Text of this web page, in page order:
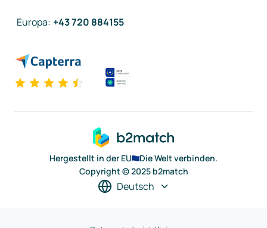
Europa: +43 720 884155
Hergestellt in der EU
Die Welt verbinden.
Copyright © 2025 b2match
Deutsch